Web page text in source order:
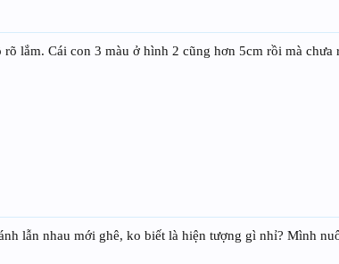
lắm. Cái con 3 màu ở hình 2 cũng hơn 5cm rồi mà
lẫn nhau mới ghê, ko biết là hiện tượng gì nhỉ? Mình